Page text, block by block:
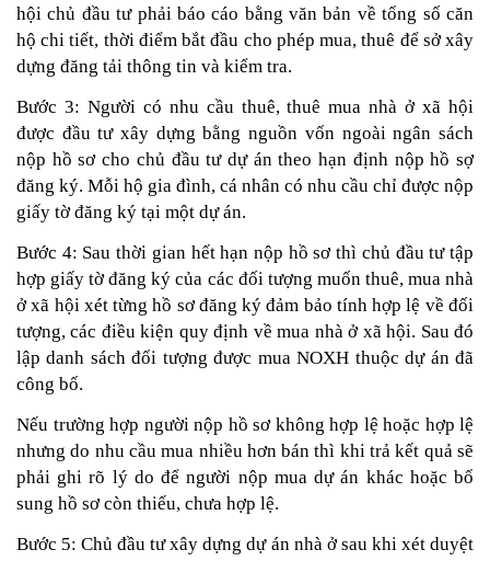
hội chủ đầu tư phải báo cáo bằng văn bản về tổng số căn
hộ chi tiết, thời điểm bắt đầu cho phép mua, thuê để sở xây
dựng đăng tải thông tin và kiểm tra.
Bước 3: Người có nhu cầu thuê, thuê mua nhà ở xã hội
được đầu tư xây dựng bằng nguồn vốn ngoài ngân sách
nộp hồ sơ cho chủ đầu tư dự án theo hạn định nộp hồ sợ
đăng ký. Mỗi hộ gia đình, cá nhân có nhu cầu chỉ được nộp
giấy tờ đăng ký tại một dự án.
Bước 4: Sau thời gian hết hạn nộp hồ sơ thì chủ đầu tư tập
hợp giấy tờ đăng ký của các đối tượng muốn thuê, mua nhà
ở xã hội xét từng hồ sơ đăng ký đảm bảo tính hợp lệ về đối
tượng, các điều kiện quy định về mua nhà ở xã hội. Sau đó
lập danh sách đối tượng được mua NOXH thuộc dự án đã
công bố.
Nếu trường hợp người nộp hồ sơ không hợp lệ hoặc hợp lệ
nhưng do nhu cầu mua nhiều hơn bán thì khi trả kết quả sẽ
phải ghi rõ lý do để người nộp mua dự án khác hoặc bổ
sung hồ sơ còn thiếu, chưa hợp lệ.
Bước 5: Chủ đầu tư xây dựng dự án nhà ở sau khi xét duyệt